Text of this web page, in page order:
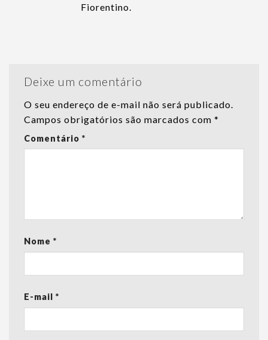
Fiorentino.
Deixe um comentário
O seu endereço de e-mail não será publicado.
Campos obrigatórios são marcados com *
Comentário *
Nome *
E-mail *